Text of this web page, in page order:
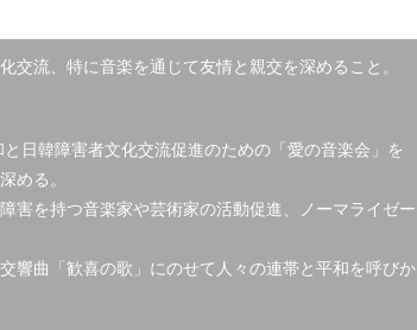
交流、特に音楽を通じて友情と親交を深めること。
日韓障害者文化交流促進のための「愛の音楽会」を
める。
害を持つ音楽家や芸術家の活動促進、ノーマライゼー
響曲「歓喜の歌」にのせて人々の連帯と平和を呼びか